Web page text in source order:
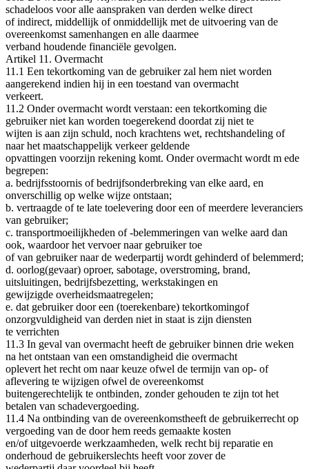
schadeloos voor alle aanspraken van derden welke direct
of indirect, middellijk of onmiddellijk met de uitvoering van de
overeenkomst samenhangen en alle daarmee
verband houdende financiële gevolgen.
Artikel 11. Overmacht
11.1 Een tekortkoming van de gebruiker zal hem niet worden
aangerekend indien hij in een toestand van overmacht
verkeert.
11.2 Onder overmacht wordt verstaan: een tekortkoming die
gebruiker niet kan worden toegerekend doordat zij niet te
wijten is aan zijn schuld, noch krachtens wet, rechtshandeling of
naar het maatschappelijk verkeer geldende
opvattingen voorzijn rekening komt. Onder overmacht wordt m ede
begrepen:
a. bedrijfsstoornis of bedrijfsonderbreking van elke aard, en
onverschillig op welke wijze ontstaan;
b. vertraagde of te late toelevering door een of meerdere leveranciers
van gebruiker;
c. transportmoeilijkheden of ‐belemmeringen van welke aard dan
ook, waardoor het vervoer naar gebruiker toe
of van gebruiker naar de wederpartij wordt gehinderd of belemmerd;
d. oorlog(gevaar) oproer, sabotage, overstroming, brand,
uitsluitingen, bedrijfsbezetting, werkstakingen en
gewijzigde overheidsmaatregelen;
e. dat gebruiker door een (toerekenbare) tekortkomingof
onzorgvuldigheid van derden niet in staat is zijn diensten
te verrichten
11.3 In geval van overmacht heeft de gebruiker binnen drie weken
na het ontstaan van een omstandigheid die overmacht
oplevert het recht om naar keuze ofwel de termijn van op‐ of
aflevering te wijzigen ofwel de overeenkomst
buitengerechtelijk te ontbinden, zonder gehouden te zijn tot het
betalen van schadevergoeding.
11.4 Na ontbinding van de overeenkomstheeft de gebruikerrecht op
vergoeding van de door hem reeds gemaakte kosten
en/of uitgevoerde werkzaamheden, welk recht bij reparatie en
onderhoud de gebruikerslechts heeft voor zover de